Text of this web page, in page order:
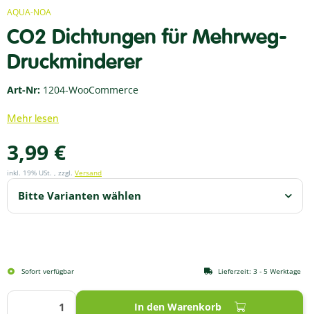
AQUA-NOA
CO2 Dichtungen für Mehrweg-
Druckminderer
Art-Nr: 1204-WooCommerce
Mehr lesen
3,99 €
inkl. 19% USt. , zzgl. Versand
Bitte Varianten wählen
In den Warenkorb
Sofort verfügbar Lieferzeit: 3 - 5 Werktage